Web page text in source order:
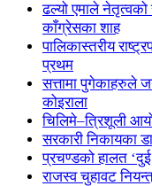
ढल्यो एमाले नेतृत्वको
काँग्रेसका शाह
पालिकास्तरीय
प्रथम
सत्तामा पुगेकाहरुले
कोइराला
चिलिमे–त्रिशूली
सरकारी निकायका
प्रचण्डको हालत
राजस्व चुहावट